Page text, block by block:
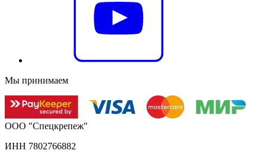
Мы принимаем
ООО "Спецкрепеж"
ИНН 7802766882